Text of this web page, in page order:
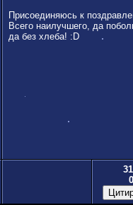
Присоединяюсь к
Всего наилучшего, да
да без хлеба! :D